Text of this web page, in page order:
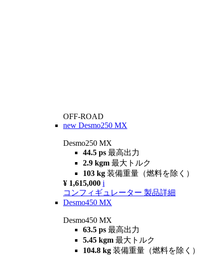
OFF-ROAD
new Desmo250 MX
Desmo250 MX
44.5 ps 最高出力
2.9 kgm 最大トルク
103 kg 装備重量（燃料を除く）
¥ 1,615,000 i
コンフィギュレーター 製品詳細
Desmo450 MX
Desmo450 MX
63.5 ps 最高出力
5.45 kgm 最大トルク
104.8 kg 装備重量（燃料を除く）